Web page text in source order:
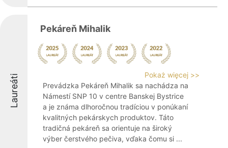
Laureáti
Pekáreň Mihalik
Pokaż więcej >>
Prevádzka Pekáreň Mihalik sa nachádza na
Námestí SNP 10 v centre Banskej Bystrice
a je známa dlhoročnou tradíciou v ponúkaní
kvalitných pekárskych produktov. Táto
tradičná pekáreň sa orientuje na široký
výber čerstvého pečiva, vďaka čomu si ...